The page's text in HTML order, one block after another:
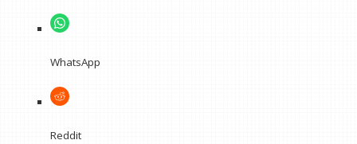
WhatsApp
Reddit